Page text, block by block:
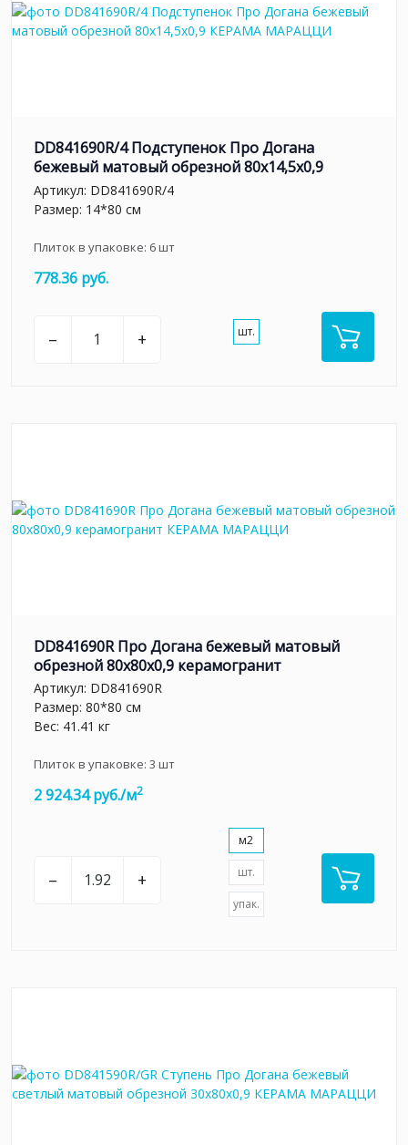
DD841690R/4 Подступенок Про Догана
бежевый матовый обрезной 80x14,5x0,9
Артикул: DD841690R/4
Размер: 14*80 см
Плиток в упаковке: 6шт
778.36 руб.
– + шт.
DD841690R Про Догана бежевый матовый
обрезной 80x80x0,9 керамогранит
Артикул: DD841690R
Размер: 80*80 см
Вес: 41.41 кг
Плиток в упаковке: 3 шт
2 924.34 руб./м2
– +
м2
шт.
упак.